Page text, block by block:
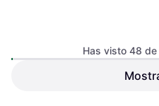
Has visto 48